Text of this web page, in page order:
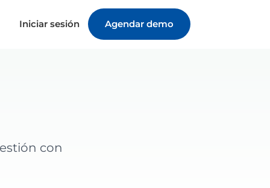
Iniciar sesión Agendar demo
con